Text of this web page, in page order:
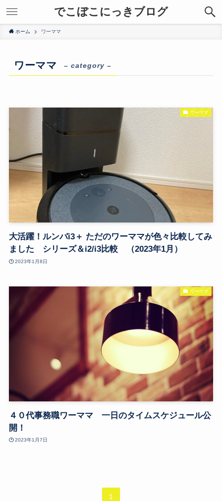
でこぼこにっきブログ
ホーム ワーママ
ワーママ – category –
ワーママ
大活躍！ルンバi3＋ ただのワーママが色々比較してみ
ました シリーズ＆i2/i3比較 （2023年1月）
2023年1月8日
ワーママ
４０代事務職ワーママ 一日のタイムスケジュール公
開！
2023年1月7日
1